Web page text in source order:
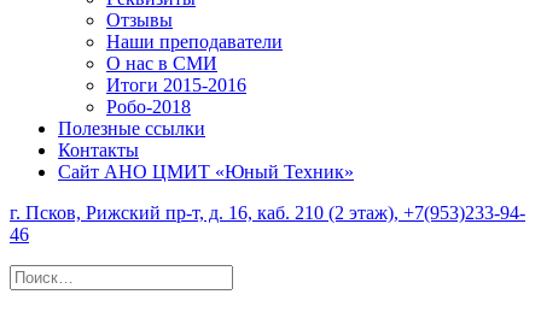
Отзывы
Наши преподаватели
О нас в СМИ
Итоги 2015-2016
Робо-2018
Полезные ссылки
Контакты
Сайт АНО ЦМИТ «Юный Техник»
г. Псков, Рижский пр-т, д. 16, каб. 210 (2 этаж), +7(953)233-94-
46
Найти: